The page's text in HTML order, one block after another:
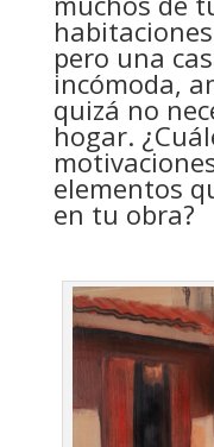
pero una
incómoda,
quizá no
hogar.
elementos
en tu obra?